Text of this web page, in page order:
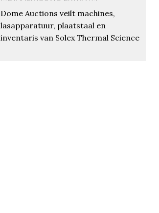
Dome Auctions veilt machines,
lasapparatuur, plaatstaal en
inventaris van Solex Thermal Science